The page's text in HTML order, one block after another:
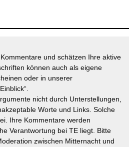
und schätzen Ihre aktive
können auch als eigene
oder in unserer
nicht durch Unterstellungen,
Worte und Links. Solche
Ihre Kommentare werden
Verantwortung bei TE liegt. Bitte
zwischen Mitternacht und